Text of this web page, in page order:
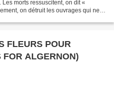
morts ressuscitent, on dit «
on détruit les ouvrages qui ne
FLEURS POUR
ALGERNON)